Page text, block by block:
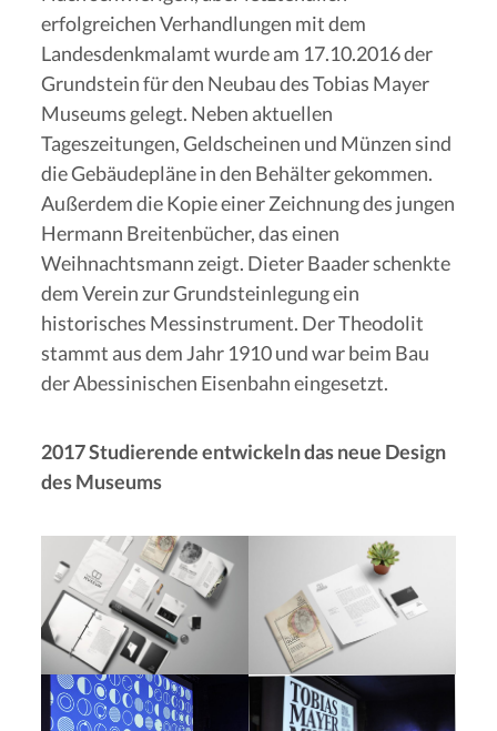
erfolgreichen Verhandlungen mit dem
Landesdenkmalamt wurde am 17.10.2016 der
Grundstein für den Neubau des Tobias Mayer
Museums gelegt. Neben aktuellen
Tageszeitungen, Geldscheinen und Münzen sind
die Gebäudepläne in den Behälter gekommen.
Außerdem die Kopie einer Zeichnung des jungen
Hermann Breitenbücher, das einen
Weihnachtsmann zeigt. Dieter Baader schenkte
dem Verein zur Grundsteinlegung ein
historisches Messinstrument. Der Theodolit
stammt aus dem Jahr 1910 und war beim Bau
der Abessinischen Eisenbahn eingesetzt.
2017 Studierende entwickeln das neue Design
des Museums